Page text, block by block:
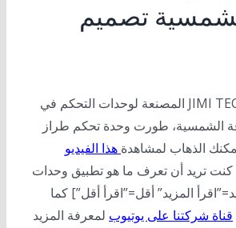
تصميم
حتى أنها شركة JIMI TECH المصنعة لوحدات التحكم في
الشمسية، طورت وحدة تحكم طراز
هذا الفيديو
كنت تريد أن تعرف ما هو تطبيق وحدات
المزيد” أقل=”اقرأ أقل”] كما
قناة شركتنا على يوتيوب لمعرفة المزيد